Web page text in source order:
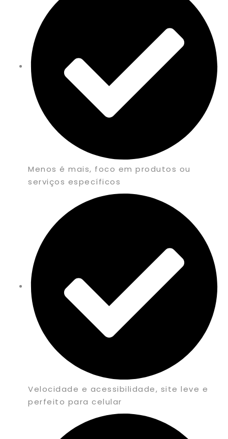
Menos é mais, foco em produtos ou
serviços específicos
Velocidade e acessibilidade, site leve e
perfeito para celular